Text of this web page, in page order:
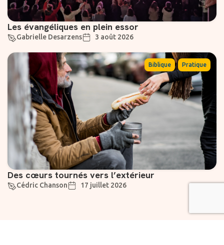
Les évangéliques en plein essor
Gabrielle Desarzens 3 août 2026
Biblique , Pratique
Des cœurs tournés vers l’extérieur
Cédric Chanson 17 juillet 2026